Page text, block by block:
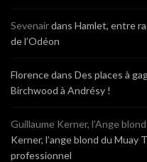
Sevenairdans Hamlet, entre
de l’Odéon
Florencedans Des places à
Birchwood à Andrésy !
Guillaume Kerner, l’Ange
Kerner, l’ange blond du Muay
professionnel